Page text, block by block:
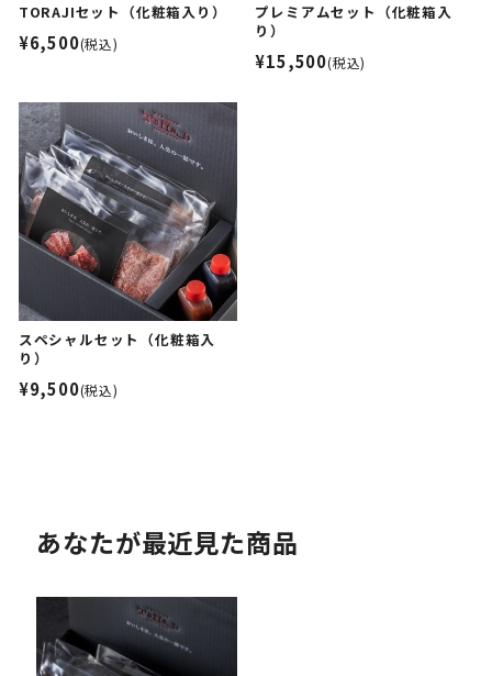
TORAJIセット（化粧箱入り）
¥6,500(税込)
プレミアムセット（化粧箱入
り）
¥15,500(税込)
スペシャルセット（化粧箱入
り）
¥9,500(税込)
あなたが最近見た商品